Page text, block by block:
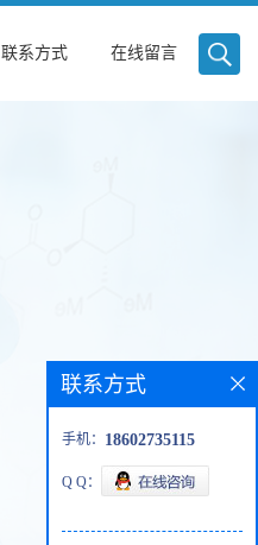
联系方式 在线留言
联系方式
手机： 18602735115
Q Q：